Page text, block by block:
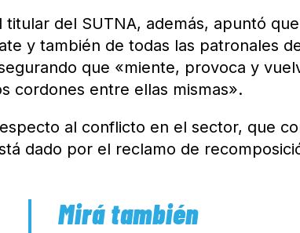
titular del SUTNA, además, apuntó
y también de todas las patronales
que «miente, provoca y
cordones entre ellas mismas».
al conflicto en el sector, que
dado por el reclamo de